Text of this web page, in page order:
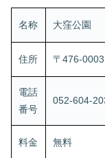
名称 大窪公園
住所 〒476-
電話
番号
052-604-
料金 無料